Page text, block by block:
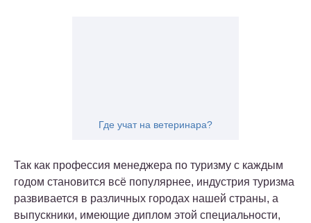
Где учат на ветеринара?
Так как профессия менеджера по туризму с каждым
годом становится всё популярнее, индустрия туризма
развивается в различных городах нашей страны, а
выпускники, имеющие диплом этой специальности,